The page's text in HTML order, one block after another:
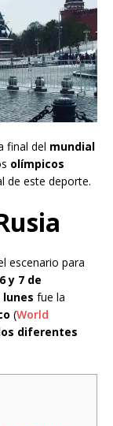
final del mundial
olímpicos
de este deporte.
escenario para
y 7 de
fue la
(World
diferentes